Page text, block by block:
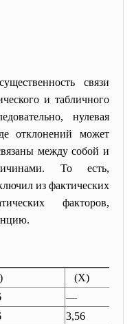
связи
и табличного
нулевая
отклонений может
между собой и
То есть,
из фактических
факторов,
(X)
—
3,56